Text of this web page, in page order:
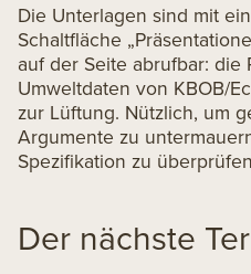
Die Unterlagen sind mit
Schaltfläche
auf der Seite abrufbar: die
Umweltdaten von KBOB/
zur Lüftung. Nützlich, um
Argumente zu
Spezifikation zu
Der nächste